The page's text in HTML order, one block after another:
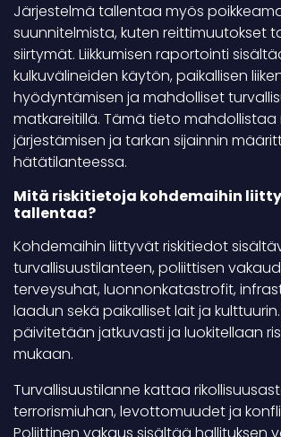
Järjestelmä tallentaa myös
suunnitelmista, kuten reittimuutokset
siirtymät. Liikkumisen raportointi
kulkuvälineiden käytön, paikallisen
hyödyntämisen ja mahdolliset
matkareitillä. Tämä tieto
järjestämisen ja tarkan sijainnin
hätätilanteessa.
Mitä riskitietoja kohdemaihin
tallentaa?
Kohdemaihin liittyvät riskitiedot
turvallisuustilanteen, poliittisen
terveysuhat, luonnonkatastrofit,
laadun sekä paikalliset lait ja
päivitetään jatkuvasti ja luokitellaan
mukaan.
Turvallisuustilanne kattaa
terrorismiuhan, levottomuudet ja